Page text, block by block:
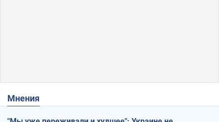
Мнения